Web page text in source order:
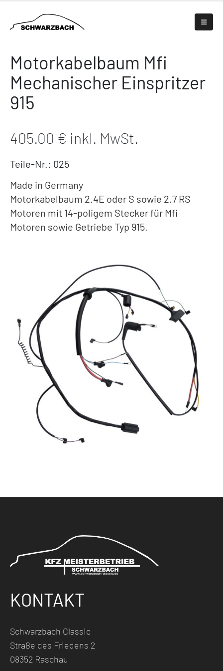
Motorkabelbaum Mfi
Mechanischer Einspritzer
915
405.00 € inkl. MwSt.
Teile-Nr.: 025
Made in Germany
Motorkabelbaum 2.4E oder S sowie 2.7 RS
Motoren mit 14-poligem Stecker für Mfi
Motoren sowie Getriebe Typ 915.
KONTAKT
Schwarzbach Classic
Straße des Friedens 2
08352 Raschau